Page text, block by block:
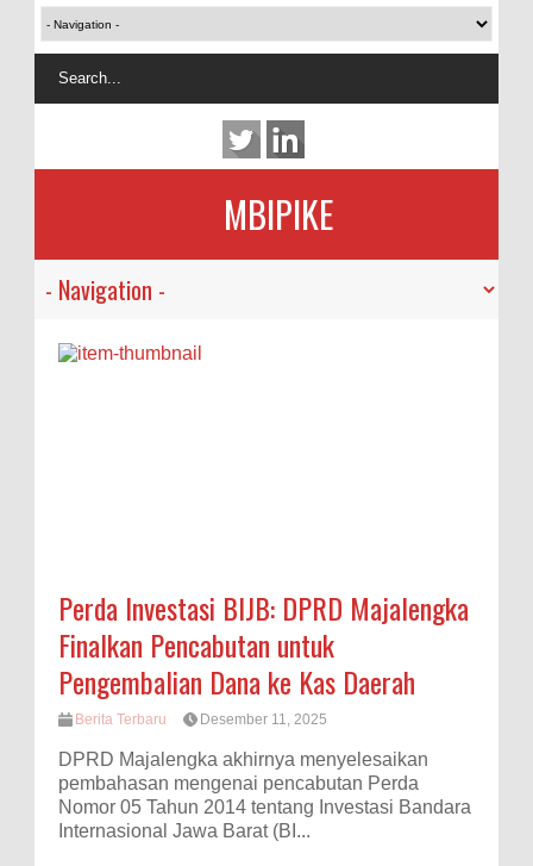
MBIPIKE
Perda Investasi BIJB: DPRD Majalengka
Finalkan Pencabutan untuk
Pengembalian Dana ke Kas Daerah
Berita Terbaru Desember 11, 2025
DPRD Majalengka akhirnya menyelesaikan
pembahasan mengenai pencabutan Perda
Nomor 05 Tahun 2014 tentang Investasi Bandara
Internasional Jawa Barat (BI...